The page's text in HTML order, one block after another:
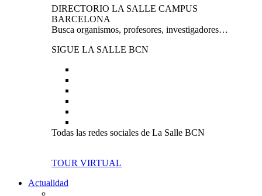
DIRECTORIO LA SALLE CAMPUS
BARCELONA
Busca organismos, profesores, investigadores…
SIGUE LA SALLE BCN
Todas las redes sociales de La Salle BCN
TOUR VIRTUAL
Actualidad